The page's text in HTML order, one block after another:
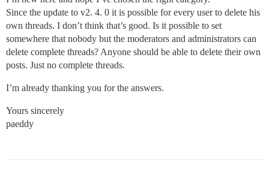
Since the update to v2. 4. 0 it is possible for every user to delete his
own threads. I don’t think that’s good. Is it possible to set
somewhere that nobody but the moderators and administrators can
delete complete threads? Anyone should be able to delete their own
posts. Just no complete threads.
I’m already thanking you for the answers.
Yours sincerely
paeddy